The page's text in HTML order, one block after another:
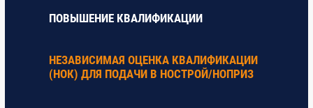
ПОВЫШЕНИЕ КВАЛИФИКАЦИИ
НЕЗАВИСИМАЯ ОЦЕНКА КВАЛИФИКАЦИИ
(НОК) ДЛЯ ПОДАЧИ В НОСТРОЙ/НОПРИЗ